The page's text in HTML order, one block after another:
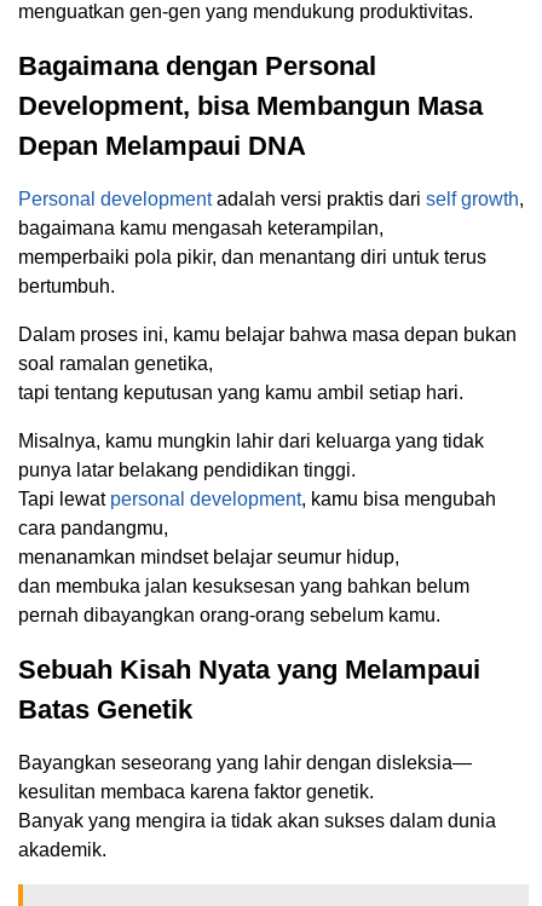
menguatkan gen-gen yang mendukung produktivitas.
Bagaimana dengan Personal
Development, bisa Membangun Masa
Depan Melampaui DNA
Personal developmentadalah versi praktis dari self growth,
bagaimana kamu mengasah keterampilan,
memperbaiki pola pikir, dan menantang diri untuk terus
bertumbuh.
Dalam proses ini, kamu belajar bahwa masa depan bukan
soal ramalan genetika,
tapi tentang keputusan yang kamu ambil setiap hari.
Misalnya, kamu mungkin lahir dari keluarga yang tidak
punya latar belakang pendidikan tinggi.
Tapi lewat personal development, kamu bisa mengubah
cara pandangmu,
menanamkan mindset belajar seumur hidup,
dan membuka jalan kesuksesan yang bahkan belum
pernah dibayangkan orang-orang sebelum kamu.
Sebuah Kisah Nyata yang Melampaui
Batas Genetik
Bayangkan seseorang yang lahir dengan disleksia—
kesulitan membaca karena faktor genetik.
Banyak yang mengira ia tidak akan sukses dalam dunia
akademik.